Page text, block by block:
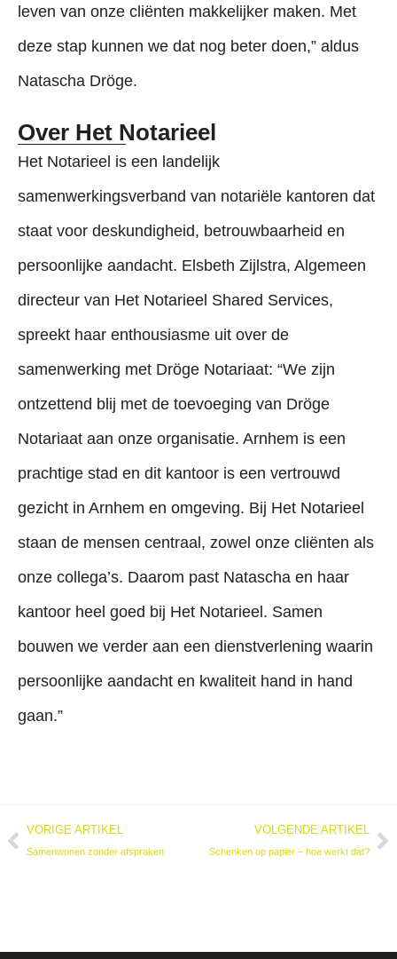
leven van onze cliënten makkelijker maken. Met
deze stap kunnen we dat nog beter doen,” aldus
Natascha Dröge.
Over Het Notarieel
Het Notarieel is een landelijk
samenwerkingsverband van notariële kantoren dat
staat voor deskundigheid, betrouwbaarheid en
persoonlijke aandacht. Elsbeth Zijlstra, Algemeen
directeur van Het Notarieel Shared Services,
spreekt haar enthousiasme uit over de
samenwerking met Dröge Notariaat: “We zijn
ontzettend blij met de toevoeging van Dröge
Notariaat aan onze organisatie. Arnhem is een
prachtige stad en dit kantoor is een vertrouwd
gezicht in Arnhem en omgeving. Bij Het Notarieel
staan de mensen centraal, zowel onze cliënten als
onze collega’s. Daarom past Natascha en haar
kantoor heel goed bij Het Notarieel. Samen
bouwen we verder aan een dienstverlening waarin
persoonlijke aandacht en kwaliteit hand in hand
gaan.”
VORIGE ARTIKEL
Samenwonen zonder afspraken
VOLGENDE ARTIKEL
Schenken op papier – hoe werkt dat?